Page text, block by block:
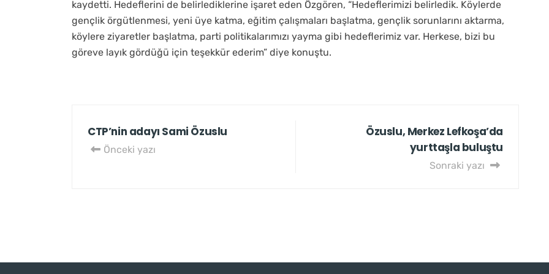
kaydetti. Hedeflerini de belirlediklerine işaret eden Özgören, “Hedeflerimizi belirledik. Köylerde
gençlik örgütlenmesi, yeni üye katma, eğitim çalışmaları başlatma, gençlik sorunlarını aktarma,
köylere ziyaretler başlatma, parti politikalarımızı yayma gibi hedeflerimiz var. Herkese, bizi bu
göreve layık gördüğü için teşekkür ederim” diye konuştu.
CTP’nin adayı Sami Özuslu
Önceki yazı
Özuslu, Merkez Lefkoşa’da
yurttaşla buluştu
Sonraki yazı